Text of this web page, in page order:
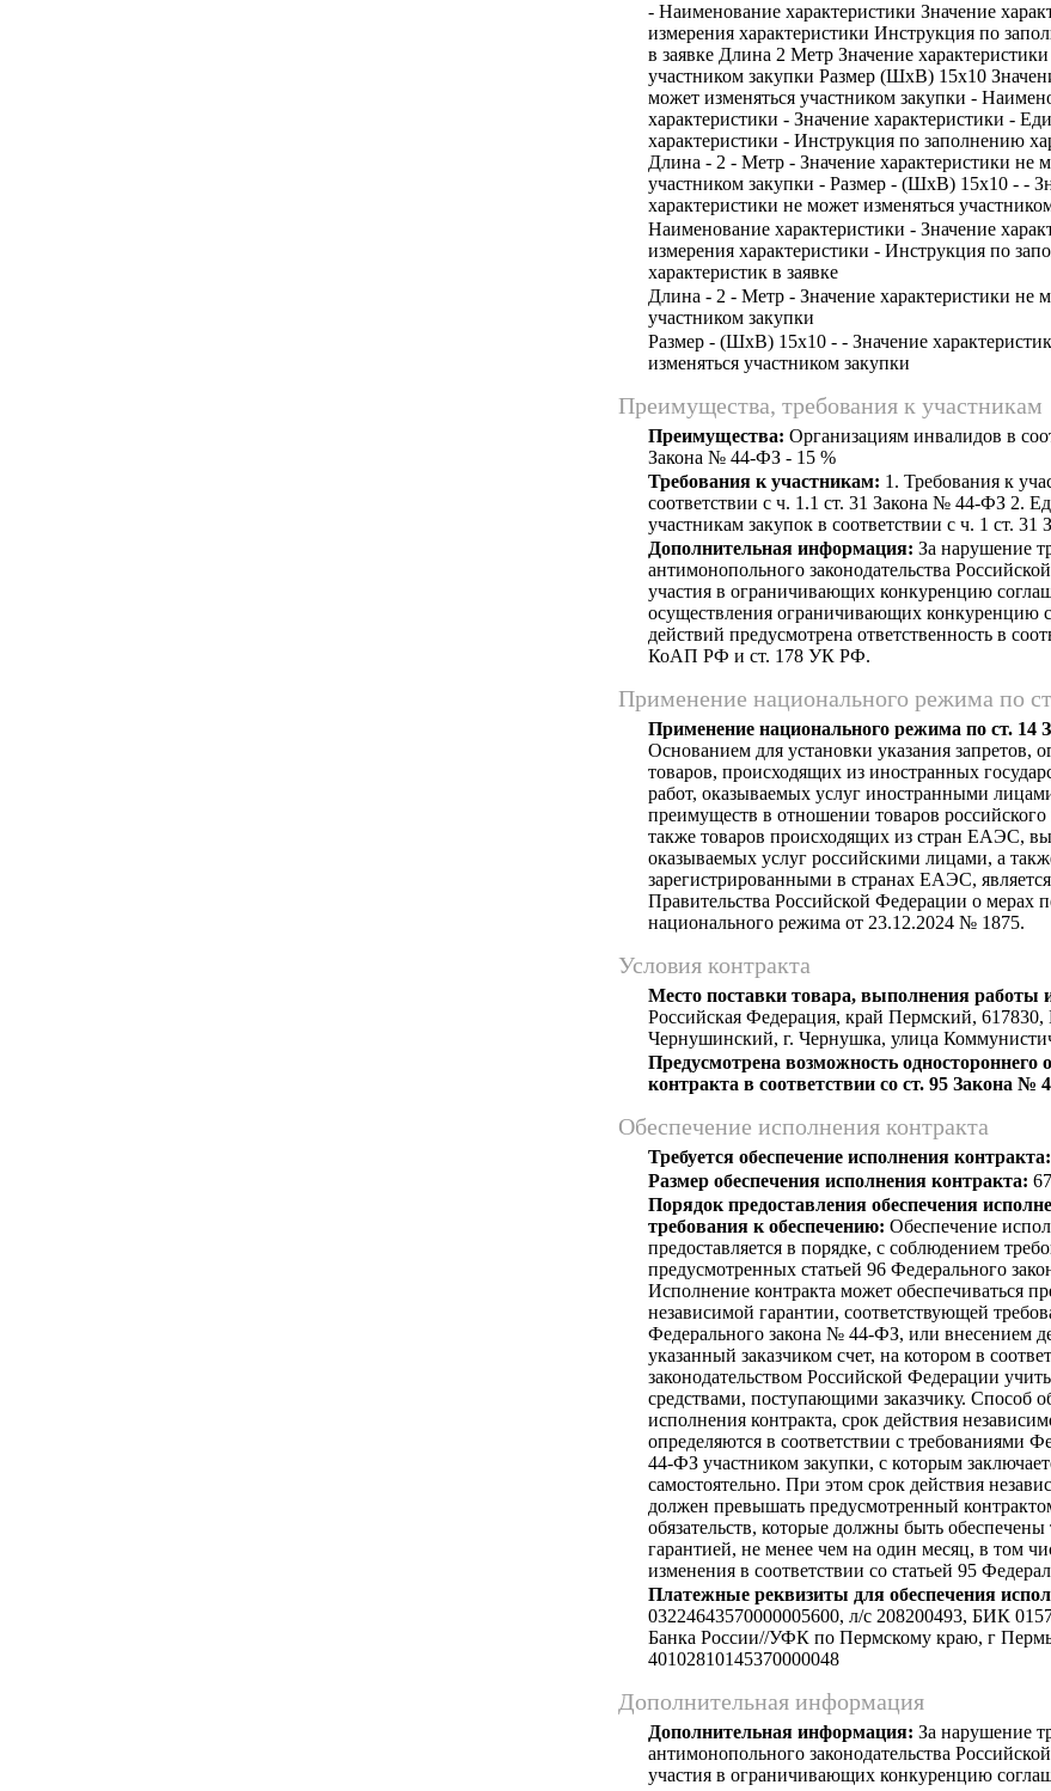
- Наименование характеристики Значение
измерения характеристики Инструкция по
в заявке Длина 2 Метр Значение
участником закупки Размер (ШхВ) 15х10
может изменяться участником закупки -
характеристики - Значение характеристики -
характеристики - Инструкция по заполнению
Длина - 2 - Метр - Значение характеристики не
участником закупки - Размер - (ШхВ) 15х10 - -
характеристики не может изменяться
Наименование характеристики - Значение
измерения характеристики - Инструкция по
характеристик в заявке
Длина - 2 - Метр - Значение характеристики не
участником закупки
Размер - (ШхВ) 15х10 - - Значение
изменяться участником закупки
Преимущества, требования к участникам
Преимущества: Организациям инвалидов в
Закона № 44-ФЗ - 15 %
Требования к участникам: 1. Требования к
соответствии с ч. 1.1 ст. 31 Закона № 44-ФЗ 2.
участникам закупок в соответствии с ч. 1 ст.
Дополнительная информация: За нарушение
антимонопольного законодательства
участия в ограничивающих конкуренцию
осуществления ограничивающих конкуренцию
действий предусмотрена ответственность в
КоАП РФ и ст. 178 УК РФ.
Применение национального режима по
Применение национального режима по ст. 14
Основанием для установки указания запретов,
товаров, происходящих из иностранных
работ, оказываемых услуг иностранными
преимуществ в отношении товаров
также товаров происходящих из стран ЕАЭС,
оказываемых услуг российскими лицами, а
зарегистрированными в странах ЕАЭС,
Правительства Российской Федерации о мерах
национального режима от 23.12.2024 № 1875.
Условия контракта
Место поставки товара, выполнения работы
Российская Федерация, край Пермский,
Чернушинский, г. Чернушка, улица
Предусмотрена возможность одностороннего
контракта в соответствии со ст. 95 Закона №
Обеспечение исполнения контракта
Требуется обеспечение исполнения контракта:
Размер обеспечения исполнения контракта:
Порядок предоставления обеспечения
требования к обеспечению: Обеспечение
предоставляется в порядке, с соблюдением
предусмотренных статьей 96 Федерального
Исполнение контракта может обеспечиваться
независимой гарантии, соответствующей
Федерального закона № 44-ФЗ, или внесением
указанный заказчиком счет, на котором в
законодательством Российской Федерации
средствами, поступающими заказчику. Способ
исполнения контракта, срок действия
определяются в соответствии с требованиями
44-ФЗ участником закупки, с которым
самостоятельно. При этом срок действия
должен превышать предусмотренный
обязательств, которые должны быть обеспечены
гарантией, не менее чем на один месяц, в том
изменения в соответствии со статьей 95
Платежные реквизиты для обеспечения
03224643570000005600, л/c 208200493, БИК
Банка России//УФК по Пермскому краю, г
40102810145370000048
Дополнительная информация
Дополнительная информация: За нарушение
антимонопольного законодательства
участия в ограничивающих конкуренцию